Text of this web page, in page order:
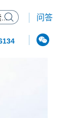
 问答
